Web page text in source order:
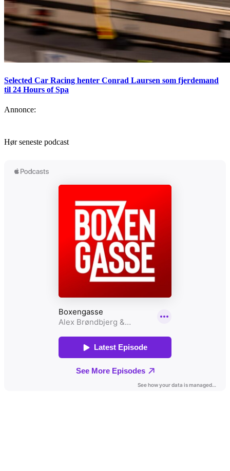
Selected Car Racing henter Conrad Laursen som fjerdemand
til 24 Hours of Spa
Annonce:
Hør seneste podcast